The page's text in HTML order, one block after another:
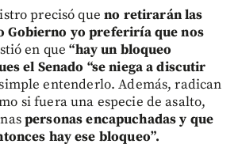
precisó queno retirarán las
Gobierno yo preferiría que nos
en que “hay un bloqueo
el Senado “se niega a discutir
entenderlo. Además, radican
si fuera una especie de asalto,
personas encapuchadas y que
hay ese bloqueo”.